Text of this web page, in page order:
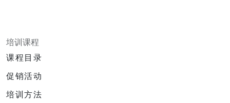
培训课程
课程目录
促销活动
培训方法